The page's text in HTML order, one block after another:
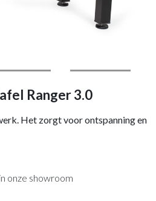
Ranger 3.0
Het zorgt voor ontspanning en
onze showroom